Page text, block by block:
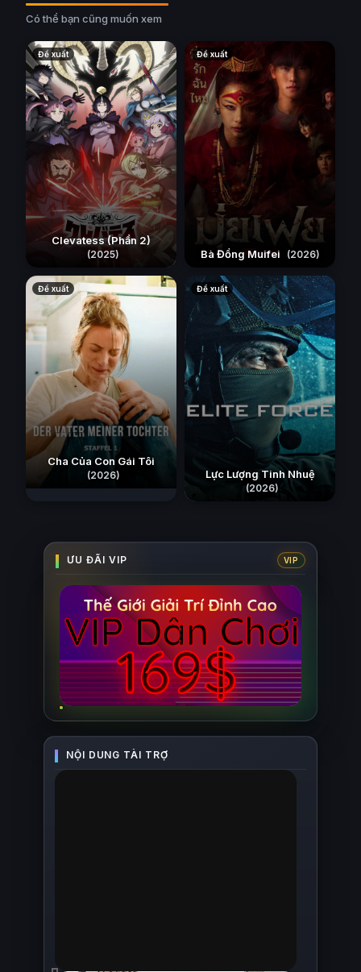
Có thể bạn cũng muốn xem
Đề xuất
Clevatess (Phần 2)
(2025)
Đề xuất
Bà Đồng Muifei (2026)
Đề xuất
Cha Của Con Gái Tôi
(2026)
Đề xuất
Lực Lượng Tinh Nhuệ
(2026)